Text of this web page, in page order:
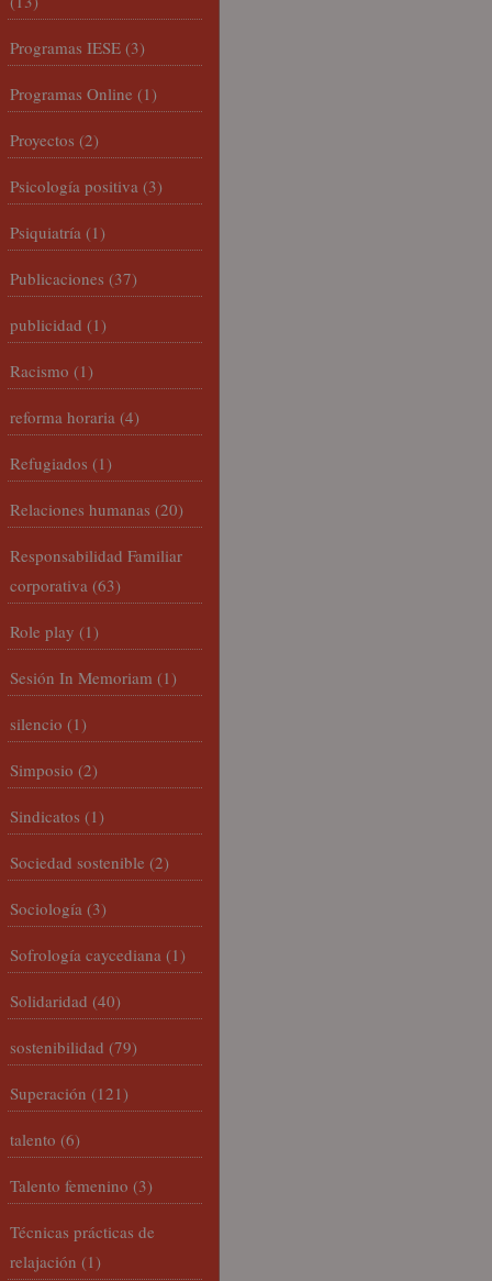
Programas IESE (3)
Programas Online (1)
Proyectos (2)
Psicología positiva (3)
Psiquiatría (1)
Publicaciones (37)
publicidad (1)
Racismo (1)
reforma horaria (4)
Refugiados (1)
Relaciones humanas (20)
Responsabilidad Familiar
corporativa (63)
Role play (1)
Sesión In Memoriam (1)
silencio (1)
Simposio (2)
Sindicatos (1)
Sociedad sostenible (2)
Sociología (3)
Sofrología caycediana (1)
Solidaridad (40)
sostenibilidad (79)
Superación (121)
talento (6)
Talento femenino (3)
Técnicas prácticas de
relajación (1)